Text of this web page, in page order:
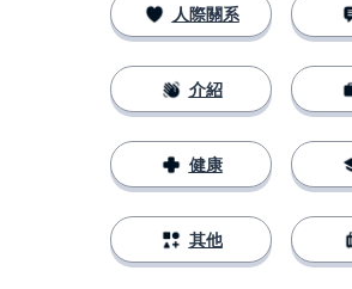
人際關系
介紹
健康
其他